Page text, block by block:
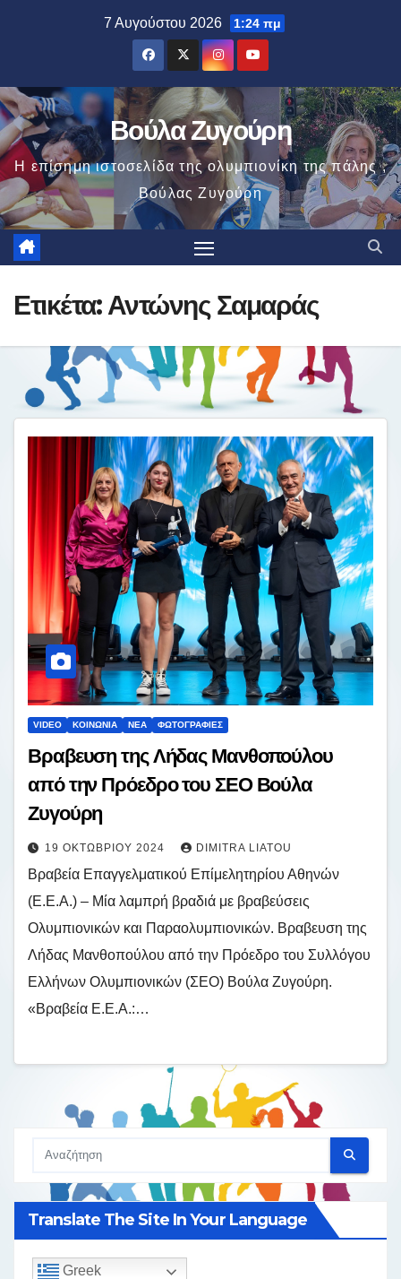
7 Αυγούστου 2026 1:24 πμ
Βούλα Ζυγούρη
Η επίσημη ιστοσελίδα της ολυμπιονίκη της πάλης ,
Βούλας Ζυγούρη
Ετικέτα:Αντώνης Σαμαράς
VIDEO ΚΟΙΝΩΝΊΑ ΝΈΑ ΦΩΤΟΓΡΑΦΊΕΣ
Βραβευση της Λήδας Μανθοπούλου
από την Πρόεδρο του ΣΕΟ Βούλα
Ζυγούρη
19 ΟΚΤΩΒΡΊΟΥ 2024 DIMITRA LIATOU
Βραβεία Επαγγελματικού Επίμελητηρίου Αθηνών
(Ε.Ε.Α.) – Μία λαμπρή βραδιά με βραβεύσεις
Ολυμπιονικών και Παραολυμπιονικών. Βραβευση της
Λήδας Μανθοπούλου από την Πρόεδρο του Συλλόγου
Ελλήνων Ολυμπιονικών (ΣΕΟ) Βούλα Ζυγούρη.
«Βραβεία Ε.Ε.Α.:…
Translate The Site In Your Language
Greek